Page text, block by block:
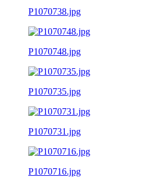
P1070738.jpg
P1070748.jpg
P1070735.jpg
P1070731.jpg
P1070716.jpg